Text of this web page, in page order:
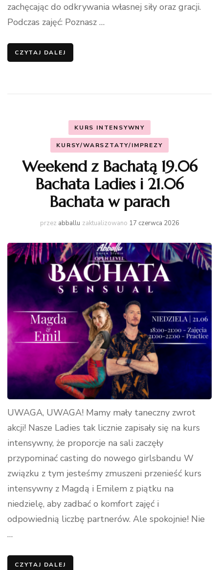
zachęcając do odkrywania własnej siły oraz gracji.
Podczas zajęć: Poznasz …
CZYTAJ DALEJ
KURS INTENSYWNY
KURSY/WARSZTATY/IMPREZY
Weekend z Bachatą 19.06
Bachata Ladies i 21.06
Bachata w parach
przez abballu zaktualizowano 17 czerwca 2026
UWAGA, UWAGA! Mamy mały taneczny zwrot
akcji! Nasze Ladies tak licznie zapisały się na kurs
intensywny, że proporcje na sali zaczęły
przypominać casting do nowego girlsbandu W
związku z tym jesteśmy zmuszeni przenieść kurs
intensywny z Magdą i Emilem z piątku na
niedzielę, aby zadbać o komfort zajęć i
odpowiednią liczbę partnerów. Ale spokojnie! Nie
…
CZYTAJ DALEJ